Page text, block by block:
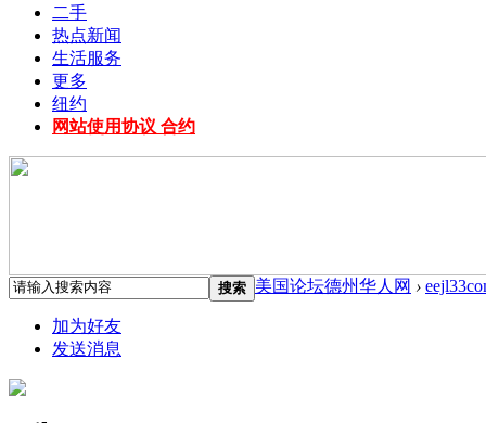
二手
热点新闻
生活服务
更多
纽约
网站使用协议 合约
搜索 美国论坛德州华人网 ›
加为好友
发送消息